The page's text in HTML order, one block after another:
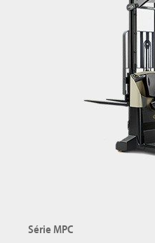
Série MPC